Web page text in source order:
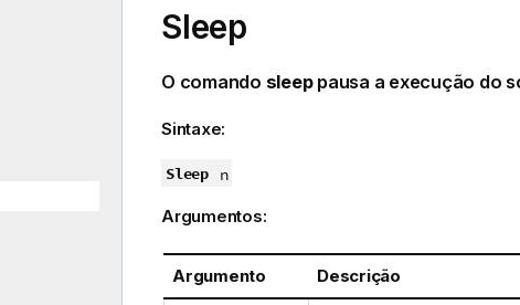
Sleep
O comando sleeppausa a execução do
Sintaxe:
Sleep n
Argumentos:
Argumento Descrição